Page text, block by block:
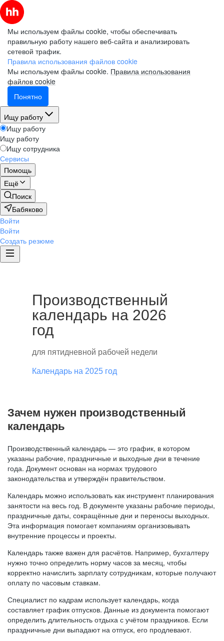
Мы используем файлы cookie, чтобы обеспечивать
правильную работу нашего веб-сайта и анализировать
сетевой трафик.
Правила использования файлов cookie
Мы используем файлы cookie. Правила использования
файлов cookie
Понятно
Ищу работу
Ищу работу
Ищу работу
Ищу сотрудника
Сервисы
Помощь
Ещё
Поиск
Бабяково
Войти
Войти
Создать резюме
Производственный
календарь на 2026
год
для пятидневной рабочей недели
Календарь на 2025 год
Зачем нужен производственный
календарь
Производственный календарь — это график, в котором
указаны рабочие, праздничные и выходные дни в течение
года. Документ основан на нормах трудового
законодательства и утверждён правительством.
Календарь можно использовать как инструмент планирования
занятости на весь год. В документе указаны рабочие периоды,
праздничные даты, сокращённые дни и переносы выходных.
Эта информация помогает компаниям организовывать
внутренние процессы и проекты.
Календарь также важен для расчётов. Например, бухгалтеру
нужно точно определить норму часов за месяц, чтобы
корректно начислить зарплату сотрудникам, которые получают
оплату по часовым ставкам.
Специалист по кадрам использует календарь, когда
составляет график отпусков. Данные из документа помогают
определить длительность отдыха с учётом праздников. Если
праздничные дни выпадают на отпуск, его продлевают.